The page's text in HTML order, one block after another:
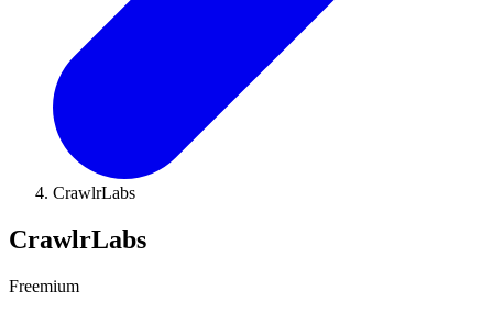
CrawlrLabs
CrawlrLabs
Freemium